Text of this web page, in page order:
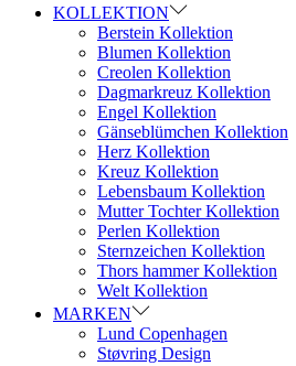
KOLLEKTION
Berstein Kollektion
Blumen Kollektion
Creolen Kollektion
Dagmarkreuz Kollektion
Engel Kollektion
Gänseblümchen Kollektion
Herz Kollektion
Kreuz Kollektion
Lebensbaum Kollektion
Mutter Tochter Kollektion
Perlen Kollektion
Sternzeichen Kollektion
Thors hammer Kollektion
Welt Kollektion
MARKEN
Lund Copenhagen
Støvring Design